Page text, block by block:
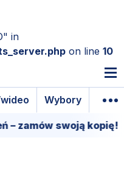
in
on line 10
Wybory
swoją kopię!